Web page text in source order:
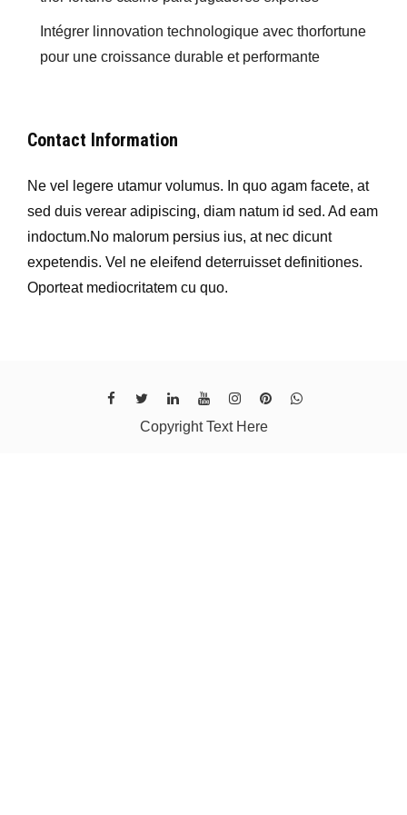
Intégrer linnovation technologique avec thorfortune
pour une croissance durable et performante
Contact Information
Ne vel legere utamur volumus. In quo agam facete, at
sed duis verear adipiscing, diam natum id sed. Ad eam
indoctum.No malorum persius ius, at nec dicunt
expetendis. Vel ne eleifend deterruisset definitiones.
Oporteat mediocritatem cu quo.
Copyright Text Here